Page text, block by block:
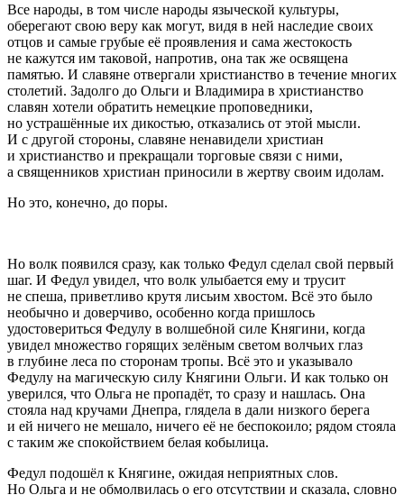
Все народы, в том числе народы языческой культуры,
оберегают свою веру как могут, видя в ней наследие своих
отцов и самые грубые её проявления и сама жестокость
не кажутся им таковой, напротив, она так же освящена
памятью. И славяне отвергали христианство в течение многих
столетий. Задолго до Ольги и Владимира в христианство
славян хотели обратить немецкие проповедники,
но устрашённые их дикостью, отказались от этой мысли.
И с другой стороны, славяне ненавидели христиан
и христианство и прекращали торговые связи с ними,
а священников христиан приносили в жертву своим идолам.
Но это, конечно, до поры.
Но волк появился сразу, как только Федул сделал свой первый
шаг. И Федул увидел, что волк улыбается ему и трусит
не спеша, приветливо крутя лисьим хвостом. Всё это было
необычно и доверчиво, особенно когда пришлось
удостовериться Федулу в волшебной силе Княгини, когда
увидел множество горящих зелёным светом волчьих глаз
в глубине леса по сторонам тропы. Всё это и указывало
Федулу на магическую силу Княгини Ольги. И как только он
уверился, что Ольга не пропадёт, то сразу и нашлась. Она
стояла над кручами Днепра, глядела в дали низкого берега
и ей ничего не мешало, ничего её не беспокоило; рядом стояла
с таким же спокойствием белая кобылица.
Федул подошёл к Княгине, ожидая неприятных слов.
Но Ольга и не обмолвилась о его отсутствии и сказала, словно